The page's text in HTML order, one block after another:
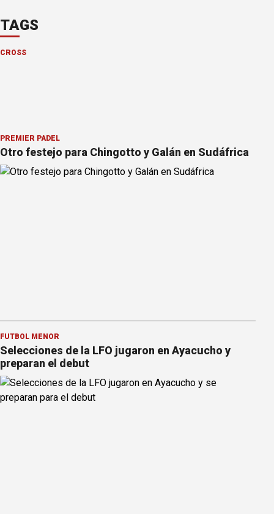
TAGS
CROSS
PREMIER PÁDEL
Otro festejo para Chingotto y Galán en Sudáfrica
FÚTBOL MENOR
Selecciones de la LFO jugaron en Ayacucho y
preparan el debut